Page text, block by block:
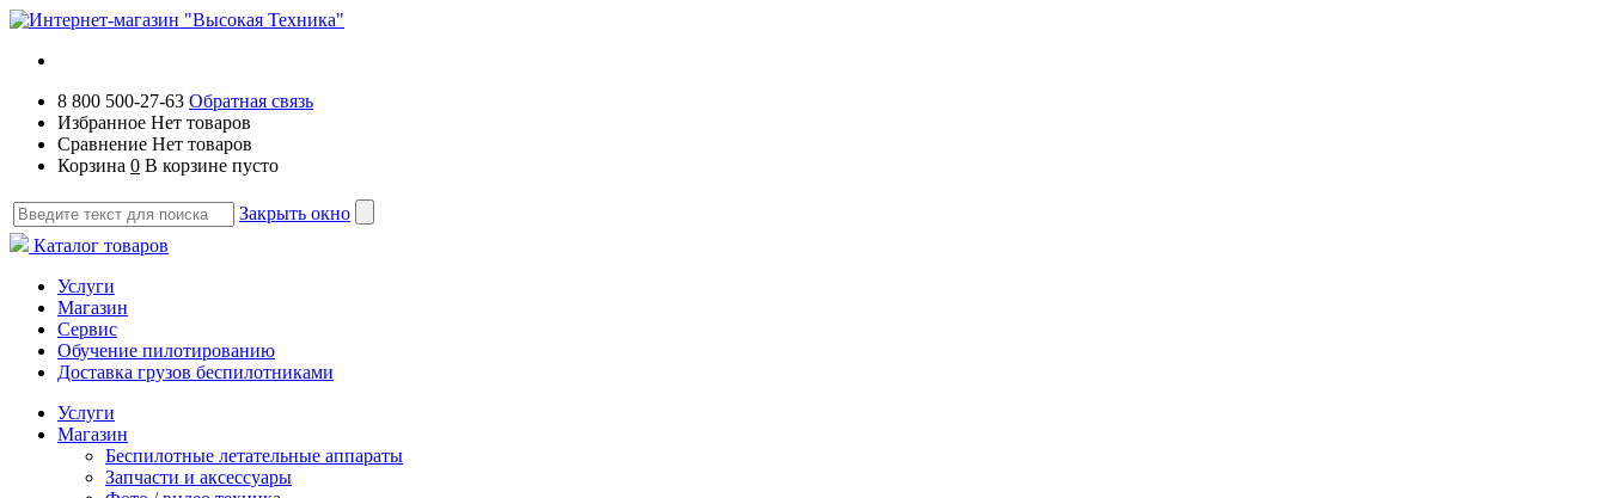
8 800 500-27-63 Обратная связь
Избранное Нет товаров
Сравнение Нет товаров
Корзина 0 В корзине пусто
Закрыть окно
Каталог товаров
Услуги
Магазин
Сервис
Обучение пилотированию
Доставка грузов беспилотниками
Услуги
Магазин
Беспилотные летательные аппараты
Запчасти и аксессуары